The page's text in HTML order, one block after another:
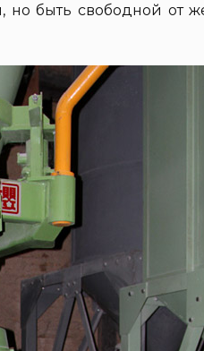
быть свободной от